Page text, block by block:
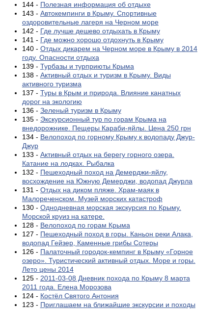
144 - Полезная информация об отдыхе
143 - Автокемпинги в Крыму. Спортивные
оздоровительные лагеря на Черном море
142 - Где лучше дешево отдыхать в Крыму
141 - Где можно хорошо отдохнуть в Крыму
140 - Отдых дикарем на Черном море в Крыму в 2014
году. Опасности отдыха
139 - Турбазы и турприюты Крыма
138 - Активный отдых и туризм в Крыму. Виды
активного туризма
137 - Туры в Крым и природа. Влияние канатных
дорог на экологию
136 - Зеленый туризм в Крыму
135 - Экскурсионный тур по горам Крыма на
внедорожнике. Пещеры Караби-яйлы. Цена 250 грн
134 - Велопоход по горному Крыму к водопаду Джур-
Джур
133 - Активный отдых на берегу горного озера.
Катание на лодках. Рыбалка
132 - Пешеходный поход на Демерджи-яйлу,
восхождение на Южную Демерджи, водопад Джурла
131 - Отдых на диком пляже. Храм-маяк в
Малореченском. Музей морских катастроф
130 - Однодневная морская экскурсия по Крыму.
Морской круиз на катере.
128 - Велопоход по горам Крыма
127 - Пешеходный поход в горы. Каньон реки Алака,
водопад Гейзер, Каменные грибы Сотеры
126 - Палаточный городок-кемпинг в Крыму «Горное
озеро». Туристический активный отдых. Море и горы.
Лето цены 2014
125 - 2011-03-08 Дневник похода по Крыму 8 марта
2011 года. Елена Морозова
124 - Костёл Святого Антония
123 - Приглашаем на ближайшие экскурсии и походы